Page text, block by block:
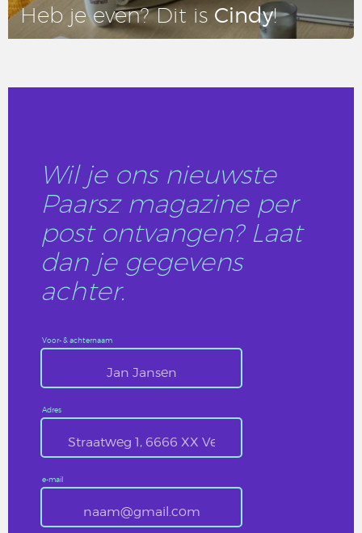
Heb je even? Dit is Cindy!
Wil je ons nieuwste
Paarsz magazine per
post ontvangen? Laat
dan je gegevens
achter.
Voor- & achternaam
Adres
e-mail